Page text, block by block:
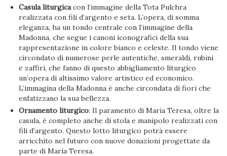
Casula liturgicacon l’immagine della Tota Pulchra
realizzata con fili d’argento e seta. L’opera, di somma
eleganza, ha un tondo centrale con l’immagine della
Madonna, che segue i canoni iconografici della sua
rappresentazione in colore bianco e celeste. Il tondo viene
circondato di numerose perle autentiche, smeraldi, rubini
e zaffiri, che fanno di questo abbigliamento liturgico
un’opera di altissimo valore artistico ed economico.
L’immagina della Madonna è anche circondata di fiori che
enfatizzano la sua bellezza.
Ornamento liturgico: Il paramento di Maria Teresa, oltre la
casula, è completo anche di stola e manipolo realizzati con
fili d’argento. Questo lotto liturgico potrà essere
arricchito nel futuro con nuove donazioni progettate da
parte di María Teresa.